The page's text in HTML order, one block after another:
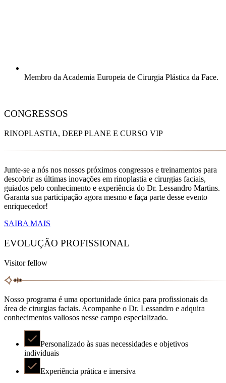
Membro da Academia Europeia de Cirurgia Plástica da Face.
CONGRESSOS
RINOPLASTIA, DEEP PLANE E CURSO VIP
Junte-se a nós nos nossos próximos congressos e treinamentos para
descobrir as últimas inovações em rinoplastia e cirurgias faciais,
guiados pelo conhecimento e experiência do Dr. Lessandro Martins.
Garanta sua participação agora mesmo e faça parte desse evento
enriquecedor!
SAIBA MAIS
EVOLUÇÃO PROFISSIONAL
Visitor fellow
Nosso programa é uma oportunidade única para profissionais da
área de cirurgias faciais. Acompanhe o Dr. Lessandro e adquira
conhecimentos valiosos nesse campo especializado.
Personalizado às suas necessidades e objetivos
individuais
Experiência prática e imersiva